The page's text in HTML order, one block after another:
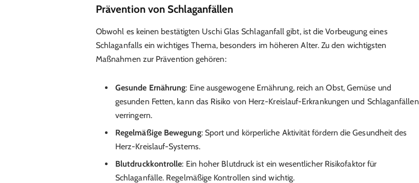
Prävention von Schlaganfällen
Obwohl es keinen bestätigten Uschi Glas Schlaganfall gibt, ist die Vorbeugung eines
Schlaganfalls ein wichtiges Thema, besonders im höheren Alter. Zu den wichtigsten
Maßnahmen zur Prävention gehören:
Gesunde Ernährung: Eine ausgewogene Ernährung, reich an Obst, Gemüse und
gesunden Fetten, kann das Risiko von Herz-Kreislauf-Erkrankungen und Schlaganfällen
verringern.
Regelmäßige Bewegung: Sport und körperliche Aktivität fördern die Gesundheit des
Herz-Kreislauf-Systems.
Blutdruckkontrolle: Ein hoher Blutdruck ist ein wesentlicher Risikofaktor für
Schlaganfälle. Regelmäßige Kontrollen sind wichtig.